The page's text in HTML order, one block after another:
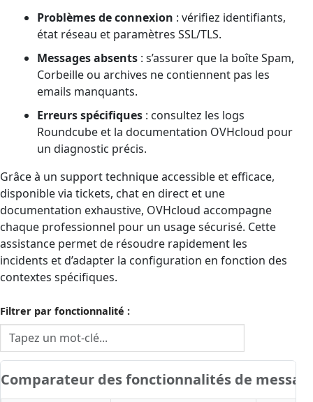
Problèmes de connexion : vérifiez identifiants,
état réseau et paramètres SSL/TLS.
Messages absents: s’assurer que la boîte Spam,
Corbeille ou archives ne contiennent pas les
emails manquants.
Erreurs spécifiques: consultez les logs
Roundcube et la documentation OVHcloud pour
un diagnostic précis.
Grâce à un support technique accessible et efficace,
disponible via tickets, chat en direct et une
documentation exhaustive, OVHcloud accompagne
chaque professionnel pour un usage sécurisé. Cette
assistance permet de résoudre rapidement les
incidents et d’adapter la configuration en fonction des
contextes spécifiques.
Filtrer par fonctionnalité :
Comparateur des fonctionnalités de